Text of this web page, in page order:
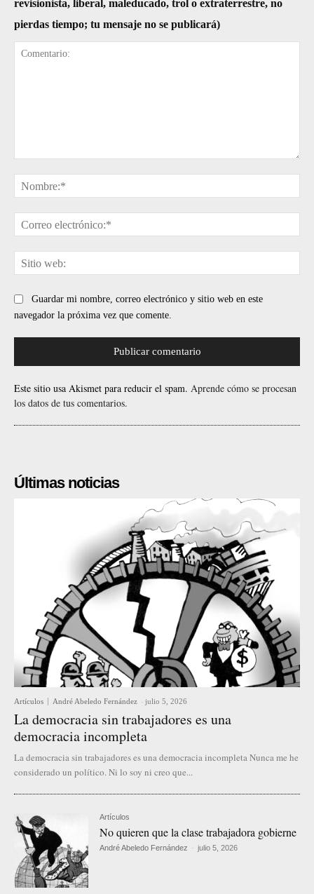
revisionista, liberal, maleducado, trol o extraterrestre, no
pierdas tiempo; tu mensaje no se publicará)
Guardar mi nombre, correo electrónico y sitio web en este
navegador la próxima vez que comente.
Este sitio usa Akismet para reducir el spam. Aprende cómo se procesan
los datos de tus comentarios.
Últimas noticias
Artículos André Abeledo Fernández - julio 5, 2026
La democracia sin trabajadores es una
democracia incompleta
La democracia sin trabajadores es una democracia incompleta Nunca me he
considerado un político. Ni lo soy ni creo que...
Artículos
No quieren que la clase trabajadora gobierne
André Abeledo Fernández - julio 5, 2026